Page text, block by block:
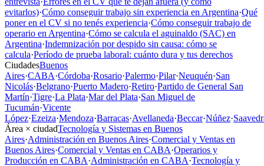
evitarlos)·Cómo conseguir trabajo sin experiencia en Argentina·Qué
poner en el CV si no tenés experiencia·Cómo conseguir trabajo de
operario en Argentina·Cómo se calcula el aguinaldo (SAC) en
Argentina·Indemnización por despido sin causa: cómo se
calcula·Período de prueba laboral: cuánto dura y tus derechos
CiudadesBuenos
Aires·CABA·Córdoba·Rosario·Palermo·Pilar·Neuquén·San
Nicolás·Belgrano·Puerto Madero·Retiro·Partido de General San
Martín·Tigre·La Plata·Mar del Plata·San Miguel de
Tucumán·Vicente
López·Ezeiza·Mendoza·Barracas·Avellaneda·Beccar·Núñez·
Área × ciudadTecnología y Sistemas en Buenos
Aires·Administración en Buenos Aires·Comercial y Ventas en
Buenos Aires·Comercial y Ventas en CABA·Operarios y
Producción en CABA·Administración en CABA·Tecnología y